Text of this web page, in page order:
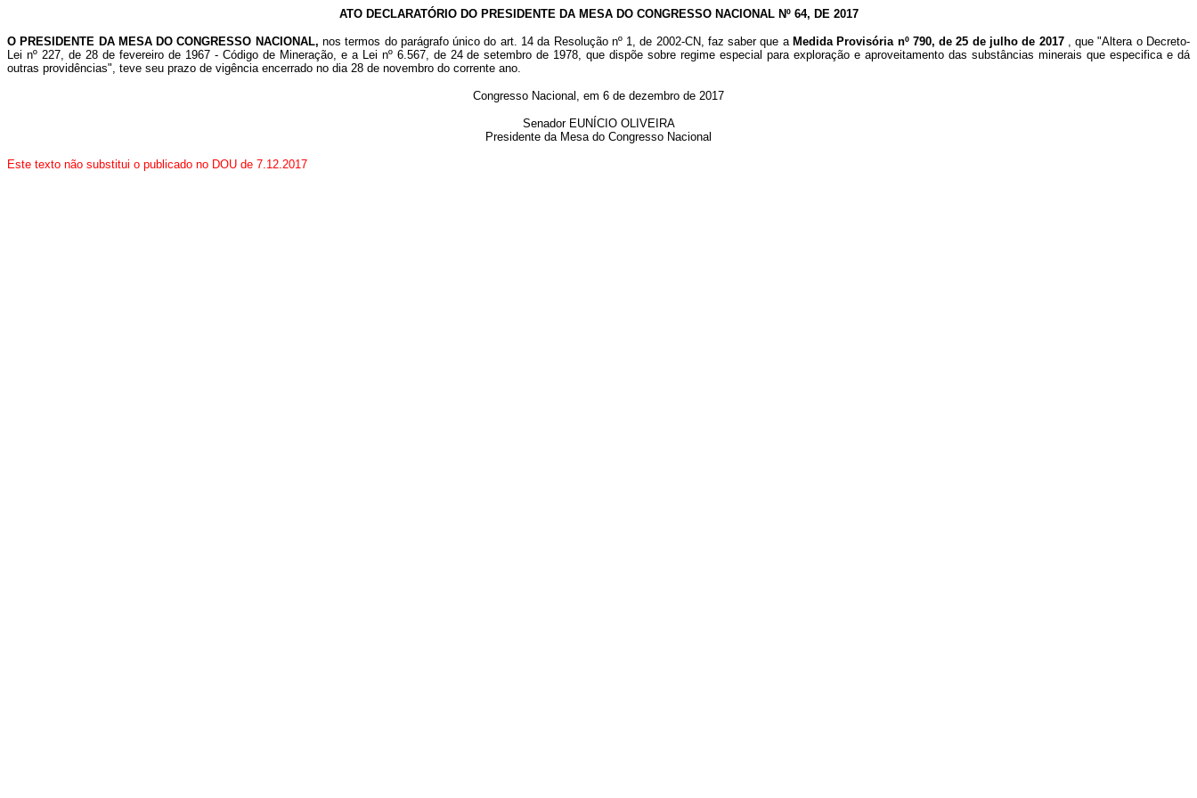
ATO DECLARATÓRIO DO PRESIDENTE DA MESA DO CONGRESSO NACIONAL Nº 64, DE 2017
O PRESIDENTE DA MESA DO CONGRESSO NACIONAL, nos termos do parágrafo único do art. 14 da Resolução nº 1, de 2002-CN, faz saber que a Medida Provisória nº 790, de 25 de julho de 2017 , que "Altera o Decreto-
Lei nº 227, de 28 de fevereiro de 1967 - Código de Mineração, e a Lei nº 6.567, de 24 de setembro de 1978, que dispõe sobre regime especial para exploração e aproveitamento das substâncias minerais que especifica e dá
outras providências", teve seu prazo de vigência encerrado no dia 28 de novembro do corrente ano.
Congresso Nacional, em 6 de dezembro de 2017
Senador EUNÍCIO OLIVEIRA
Presidente da Mesa do Congresso Nacional
Este texto não substitui o publicado no DOU de 7.12.2017